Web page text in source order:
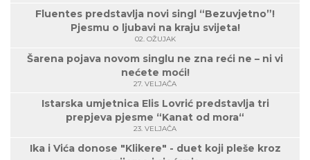
Fluentes predstavlja novi singl “Bezuvjetno”!
Pjesmu o ljubavi na kraju svijeta!
02. OŽUJAK
Šarena pojava novom singlu ne zna reći ne – ni vi
nećete moći!
27. VELJAČA
Istarska umjetnica Elis Lovrić predstavlja tri
prepjeva pjesme “Kanat od mora“
23. VELJAČA
Ika i Vića donose "Klikere" - duet koji pleše kroz